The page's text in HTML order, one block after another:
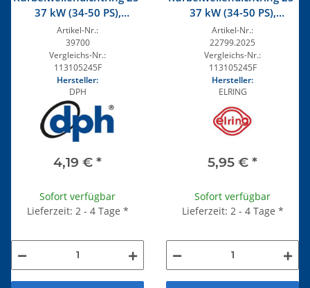
37 kW (34-50 PS),
Standard
Artikel-Nr.:
39700
Vergleichs-Nr.:
113105245F
Hersteller:
DPH
4,19 € *
Sofort verfügbar
Lieferzeit: 2 - 4 Tage *
37 kW (34-50 PS),
Standard
Artikel-Nr.:
22799.2025
Vergleichs-Nr.:
113105245F
Hersteller:
ELRING
5,95 € *
Sofort verfügbar
Lieferzeit: 2 - 4 Tage *